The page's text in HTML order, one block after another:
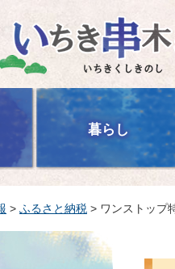
暮らし
> ふるさと納税 > ワンストップ